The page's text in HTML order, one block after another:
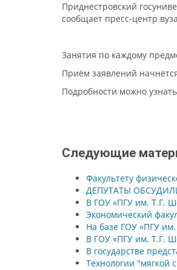
Приднестровский
сообщает пресс-центр
Занятия по каждому
Приём заявлений
Подробности можно
Следующие
Факультету
ДЕПУТАТЫ
В ГОУ «ПГУ им.
Экономический
На базе ГОУ «ПГУ
В ГОУ «ПГУ им. Т.Г.
В государстве
Технологии "мягкой